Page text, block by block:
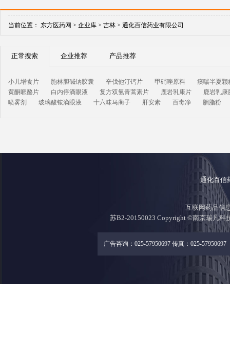
当前位置： 东方医药网 > 企业库 > 吉林 > 通化百信药业有限公司
正常搜索 企业推荐 产品推荐
小儿增食片 胞林胆碱钠胶囊 辛伐他汀钙片 甲硝唑原料
痰喘半夏颗
黄酮哌酪片
白内停滴眼液 复方双氢青蒿素片 鹿岩乳康片
鹿岩乳康
喷雾剂
玻璃酸铵滴眼液 十六味马蔺子 肝安素 百毒净 胭脂粉
通化百信
互联网药品信
苏B2-20150023 Copyright ©南京瑞凡科
广告咨询：025-57950697 传真：025-57950697